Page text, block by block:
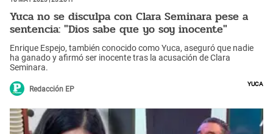
Yuca no se disculpa con Clara Seminara pese a
sentencia: "Dios sabe que yo soy inocente"
Enrique Espejo, también conocido como Yuca, aseguró que nadie
ha ganado y afirmó ser inocente tras la acusación de Clara
Seminara.
Redacción EP
Yuca